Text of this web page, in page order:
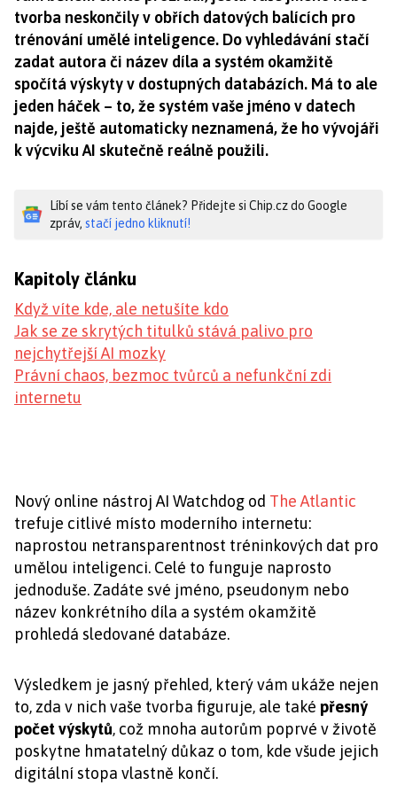
tvorba neskončily v obřích datových balících pro
trénování umělé inteligence. Do vyhledávání stačí
zadat autora či název díla a systém okamžitě
spočítá výskyty v dostupných databázích. Má to ale
jeden háček – to, že systém vaše jméno v datech
najde, ještě automaticky neznamená, že ho vývojáři
k výcviku AI skutečně reálně použili.
Líbí se vám tento článek? Přidejte si Chip.cz do Google
zpráv, stačí jedno kliknutí!
Kapitoly článku
Když víte kde, ale netušíte kdo
Jak se ze skrytých titulků stává palivo pro
nejchytřejší AI mozky
Právní chaos, bezmoc tvůrců a nefunkční zdi
internetu
Nový online nástroj AI Watchdog od The Atlantic
trefuje citlivé místo moderního internetu:
naprostou netransparentnost tréninkových dat pro
umělou inteligenci. Celé to funguje naprosto
jednoduše. Zadáte své jméno, pseudonym nebo
název konkrétního díla a systém okamžitě
prohledá sledované databáze.
Výsledkem je jasný přehled, který vám ukáže nejen
to, zda v nich vaše tvorba figuruje, ale také přesný
počet výskytů, což mnoha autorům poprvé v životě
poskytne hmatatelný důkaz o tom, kde všude jejich
digitální stopa vlastně končí.